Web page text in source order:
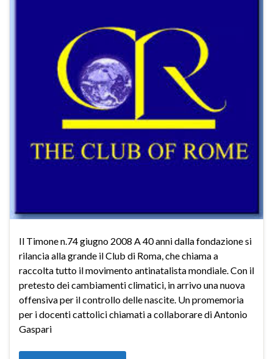
Il Timone n.74 giugno 2008 A 40 anni dalla fondazione si
rilancia alla grande il Club di Roma, che chiama a
raccolta tutto il movimento antinatalista mondiale. Con il
pretesto dei cambiamenti climatici, in arrivo una nuova
offensiva per il controllo delle nascite. Un promemoria
per i docenti cattolici chiamati a collaborare di Antonio
Gaspari